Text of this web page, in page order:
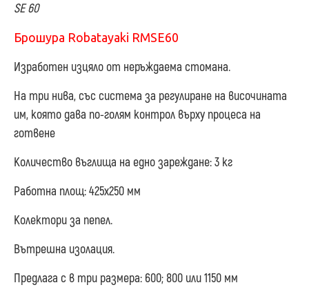
SE 60
Брошура Robatayaki RMSE60
Изработен изцяло от неръждаема стомана.
На три нива, със система за регулиране на височината
им, която дава по-голям контрол върху процеса на
готвене
Количество въглища на едно зареждане: 3 кг
Работна площ: 425х250 мм
Колектори за пепел.
Вътрешна изолация.
Предлага с в три размера: 600; 800 или 1150 мм